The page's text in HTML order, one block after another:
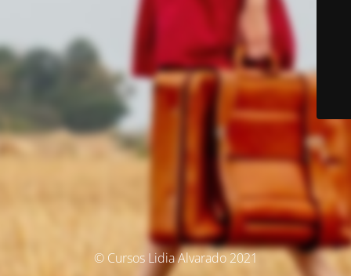
© Cursos Lidia Alvarado 2021